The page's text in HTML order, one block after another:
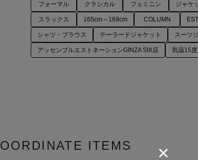
フォーマル クラシカル フェミニン ジャケ
スラックス 165cm～169cm COLUMN
シャツ・ブラウス テーラードジャケット スーツ
アッセンブルエストネーションGINZA SIX店 気温15
ITEMS